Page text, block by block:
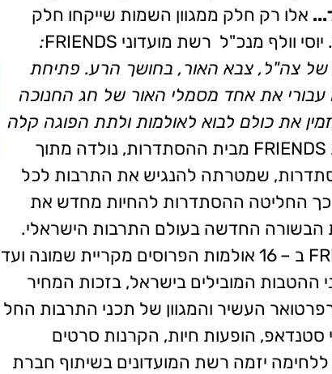
אלו רק חלק ממגוון השמות שייקחו חלק
:
צה"ל, צבא האור, בחושך הרע. פתיחת
עבורי את אחד מסמלי האור של חג החנוכה
את כולם לבוא לאולמות ולתת הפוגה קלה
רשת מועדוני התרבות FRIENDS מבית ההסתדרות, נולדה מתוך
שמטרתה להנגיש את התרבות לכל
כך החליטה ההסתדרות להחיות מחדש את
הבשורה החדשה בעולם התרבות הישראלי.
החל מהקמתה ועד היום, פועלת רשת FRIENDS ב – 16 אולמות הפרוסים מקריית שמונה ועד
ההטבות המובילים בישראל, בזכות המחיר
העשיר והמגוון של תכני התרבות החל
הופעות חיות, הקרנות סרטים
יזמה רשת המועדונים בשיתוף חברת